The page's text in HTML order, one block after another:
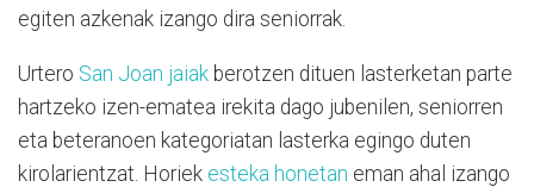
egiten azkenak izango dira seniorrak.
Urtero San Joan jaiak berotzen dituen lasterketan parte
hartzeko izen-ematea irekita dago jubenilen, seniorren
eta beteranoen kategoriatan lasterka egingo duten
kirolarientzat. Horiek esteka honetan eman ahal izango